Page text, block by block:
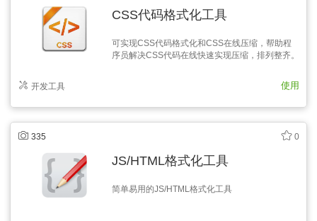
CSS代码格式化工具
可实现CSS代码格式化和CSS在线压缩，帮助程
序员解决CSS代码在线快速实现压缩，排列整齐。
开发工具 使用
335 0
JS/HTML格式化工具
简单易用的JS/HTML格式化工具